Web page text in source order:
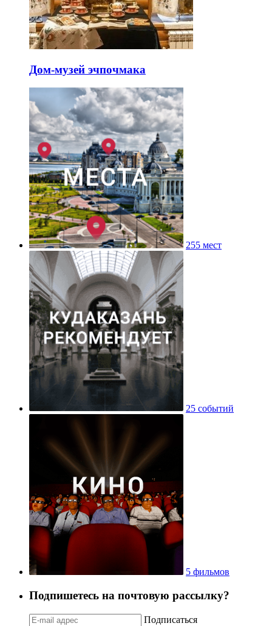
Дом-музей эчпочмака
255 мест
25 событий
5 фильмов
Подпишетесь на почтовую рассылку?
Подписаться